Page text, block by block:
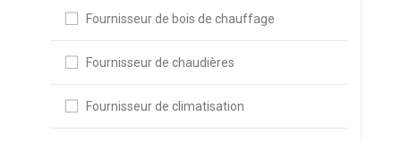
Fournisseur de bois de chauffage
Fournisseur de chaudières
Fournisseur de climatisation